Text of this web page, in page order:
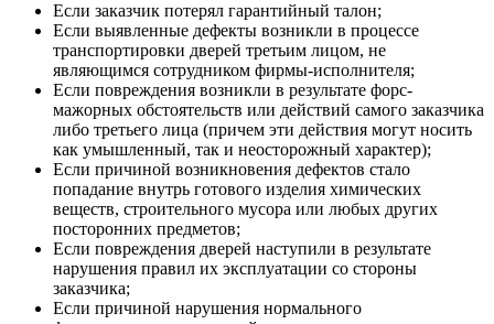
Если заказчик потерял гарантийный талон;
Если выявленные дефекты возникли в процессе
транспортировки дверей третьим лицом, не
являющимся сотрудником фирмы-исполнителя;
Если повреждения возникли в результате форс-
мажорных обстоятельств или действий самого заказчика
либо третьего лица (причем эти действия могут носить
как умышленный, так и неосторожный характер);
Если причиной возникновения дефектов стало
попадание внутрь готового изделия химических
веществ, строительного мусора или любых других
посторонних предметов;
Если повреждения дверей наступили в результате
нарушения правил их эксплуатации со стороны
заказчика;
Если причиной нарушения нормального